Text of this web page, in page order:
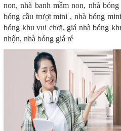
non, nhà banh mầm non, nhà
bóng cầu trượt mini , nhà bóng
bóng khu vui chơi, giá nhà bóng
nhộn, nhà bóng giá rẻ